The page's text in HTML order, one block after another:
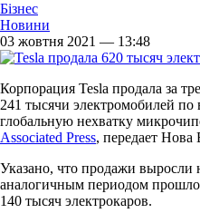
Бізнес
Новини
03 жовтня 2021 — 13:48
Корпорация Tesla продала за
241 тысячи электромобилей по
глобальную нехватку
Associated Press, передает Нова
Указано, что продажи выросли
аналогичным периодом
140 тысяч электрокаров.